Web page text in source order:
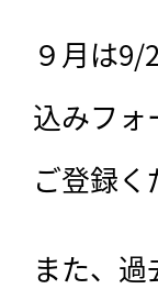
９月は9/
込みフォ
ご登録く
また、